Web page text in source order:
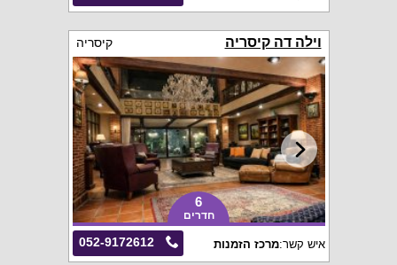
וילה דה קיסריה קיסריה
6
חדרים
052-9172612 איש קשר:מרכז הזמנות